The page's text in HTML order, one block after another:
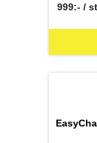
999:- / st
SEK per